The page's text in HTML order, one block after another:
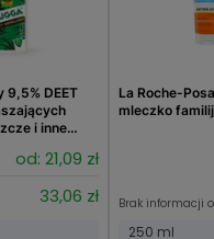
9,5% DEET
i inne
od: 21,09 zł
33,06 zł
La Roche-
mleczko
Brak informacji
250 ml